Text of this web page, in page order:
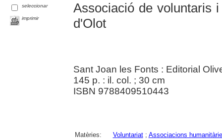
seleccionar
imprimir
Associació de voluntaris
d'Olot
Sant Joan les Fonts : Editorial
145 p. : il. col. ; 30 cm
ISBN 9788409510443
Matèries: Voluntariat; Associacions